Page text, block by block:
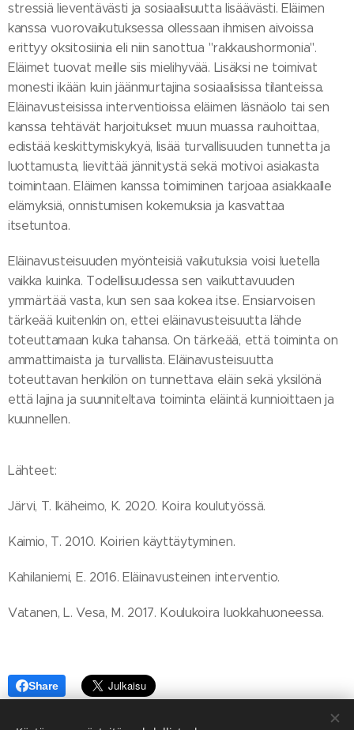
stressiä lieventävästi ja sosiaalisuutta lisäävästi. Eläimen
kanssa vuorovaikutuksessa ollessaan ihmisen aivoissa
erittyy oksitosiinia eli niin sanottua "rakkaushormonia".
Eläimet tuovat meille siis mielihyvää. Lisäksi ne toimivat
monesti ikään kuin jäänmurtajina sosiaalisissa tilanteissa.
Eläinavusteisissa interventioissa eläimen läsnäolo tai sen
kanssa tehtävät harjoitukset muun muassa rauhoittaa,
edistää keskittymiskykyä, lisää turvallisuuden tunnetta ja
luottamusta, lievittää jännitystä sekä motivoi asiakasta
toimintaan. Eläimen kanssa toimiminen tarjoaa asiakkaalle
elämyksiä, onnistumisen kokemuksia ja kasvattaa
itsetuntoa.
Eläinavusteisuuden myönteisiä vaikutuksia voisi luetella
vaikka kuinka. Todellisuudessa sen vaikuttavuuden
ymmärtää vasta, kun sen saa kokea itse. Ensiarvoisen
tärkeää kuitenkin on, ettei eläinavusteisuutta lähde
toteuttamaan kuka tahansa. On tärkeää, että toiminta on
ammattimaista ja turvallista. Eläinavusteisuutta
toteuttavan henkilön on tunnettava eläin sekä yksilönä
että lajina ja suunniteltava toiminta eläintä kunnioittaen ja
kuunnellen.
Lähteet:
Järvi, T. Ikäheimo, K. 2020. Koira koulutyössä.
Kaimio, T. 2010. Koirien käyttäytyminen.
Kahilaniemi, E. 2016. Eläinavusteinen interventio.
Vatanen, L. Vesa, M. 2017. Koulukoira luokkahuoneessa.
Share